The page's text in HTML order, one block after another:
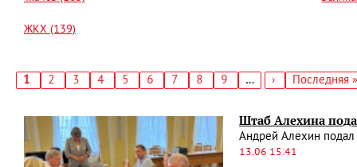
ЖКХ (139)
Текущая
1 Страница
2 Страница
3 Страница
4 Страница
5 Страница
6 Страница
7 Страница
8 Страница
9 …
Следующая
›
Последняя
Последняя »
Штаб Алехина
Андрей Алехин подал
13.06 15:41